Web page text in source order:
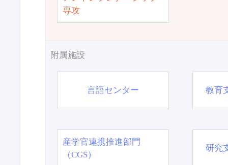
専攻
附属施設
言語センター 教育
産学官連携推進部門
（CGS）
研究